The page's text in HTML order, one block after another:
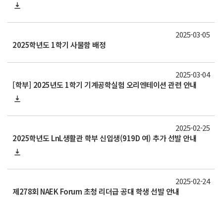
2025학년도 1학기 사물함 배정
2025-03-05
[학부] 2025년도 1학기 기계공학실험 오리엔테이션 관련 안내
2025-03-04
2025학년도 LnL생활관 학부 신입생(919D 여) 추가 선발 안내
2025-02-25
제278회 NAEK Forum 초청 리더급 공대 학생 선발 안내
2025-02-24